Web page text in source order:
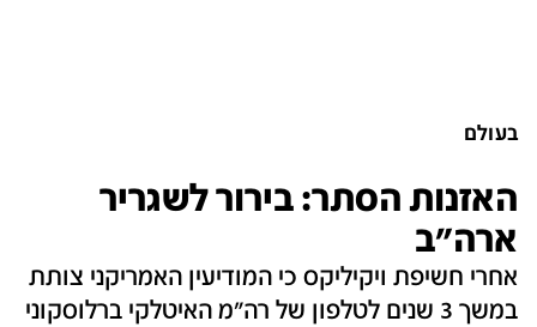
בעולם
האזנות הסתר: בירור לשגריר
ארה"ב
אחרי חשיפת ויקיליקס כי המודיעין האמריקני צותת
במשך 3 שנים לטלפון של רה"מ האיטלקי ברלוסקוני